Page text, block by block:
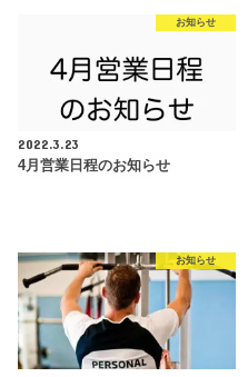
お知らせ
2022.3.23
4月営業日程のお知らせ
お知らせ